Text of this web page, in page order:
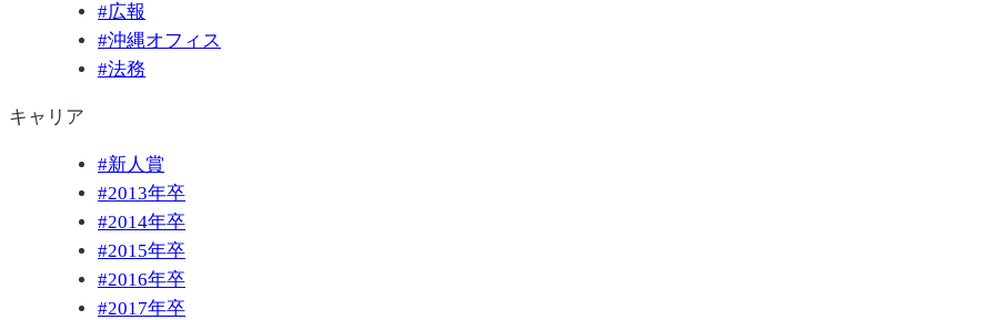
#広報
#沖縄オフィス
#法務
キャリア
#新人賞
#2013年卒
#2014年卒
#2015年卒
#2016年卒
#2017年卒